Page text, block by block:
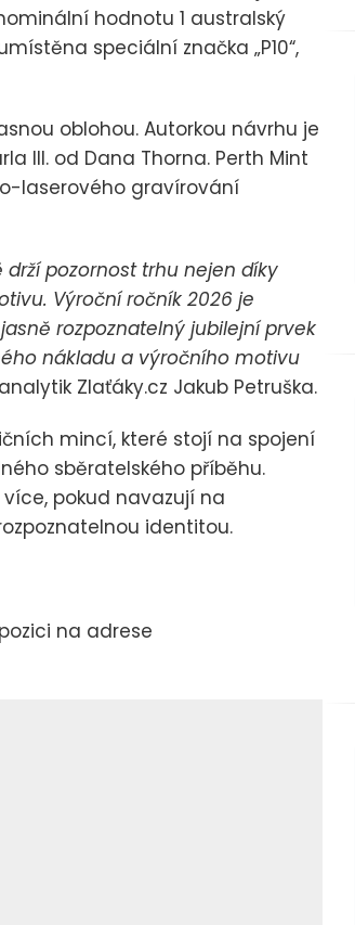
hodnotu 1 australský
speciální značka „P10“,
oblohou. Autorkou návrhu je
III. od Dana Thorna. Perth Mint
laserového gravírování
pozornost trhu nejen díky
Výroční ročník 2026 je
rozpoznatelný jubilejní prvek
nákladu a výročního motivu
Zlaťáky.cz Jakub Petruška.
mincí, které stojí na spojení
sběratelského příběhu.
pokud navazují na
identitou.
na adrese